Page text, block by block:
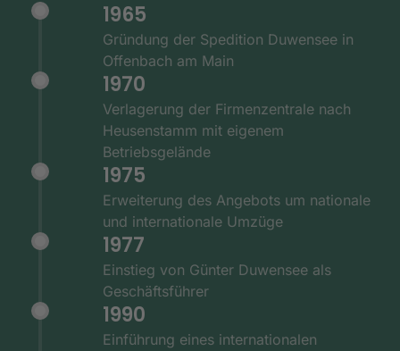
1965
Gründung der Spedition Duwensee in
Offenbach am Main
1970
Verlagerung der Firmenzentrale nach
Heusenstamm mit eigenem
Betriebsgelände
1975
Erweiterung des Angebots um nationale
und internationale Umzüge
1977
Einstieg von Günter Duwensee als
Geschäftsführer
1990
Einführung eines internationalen